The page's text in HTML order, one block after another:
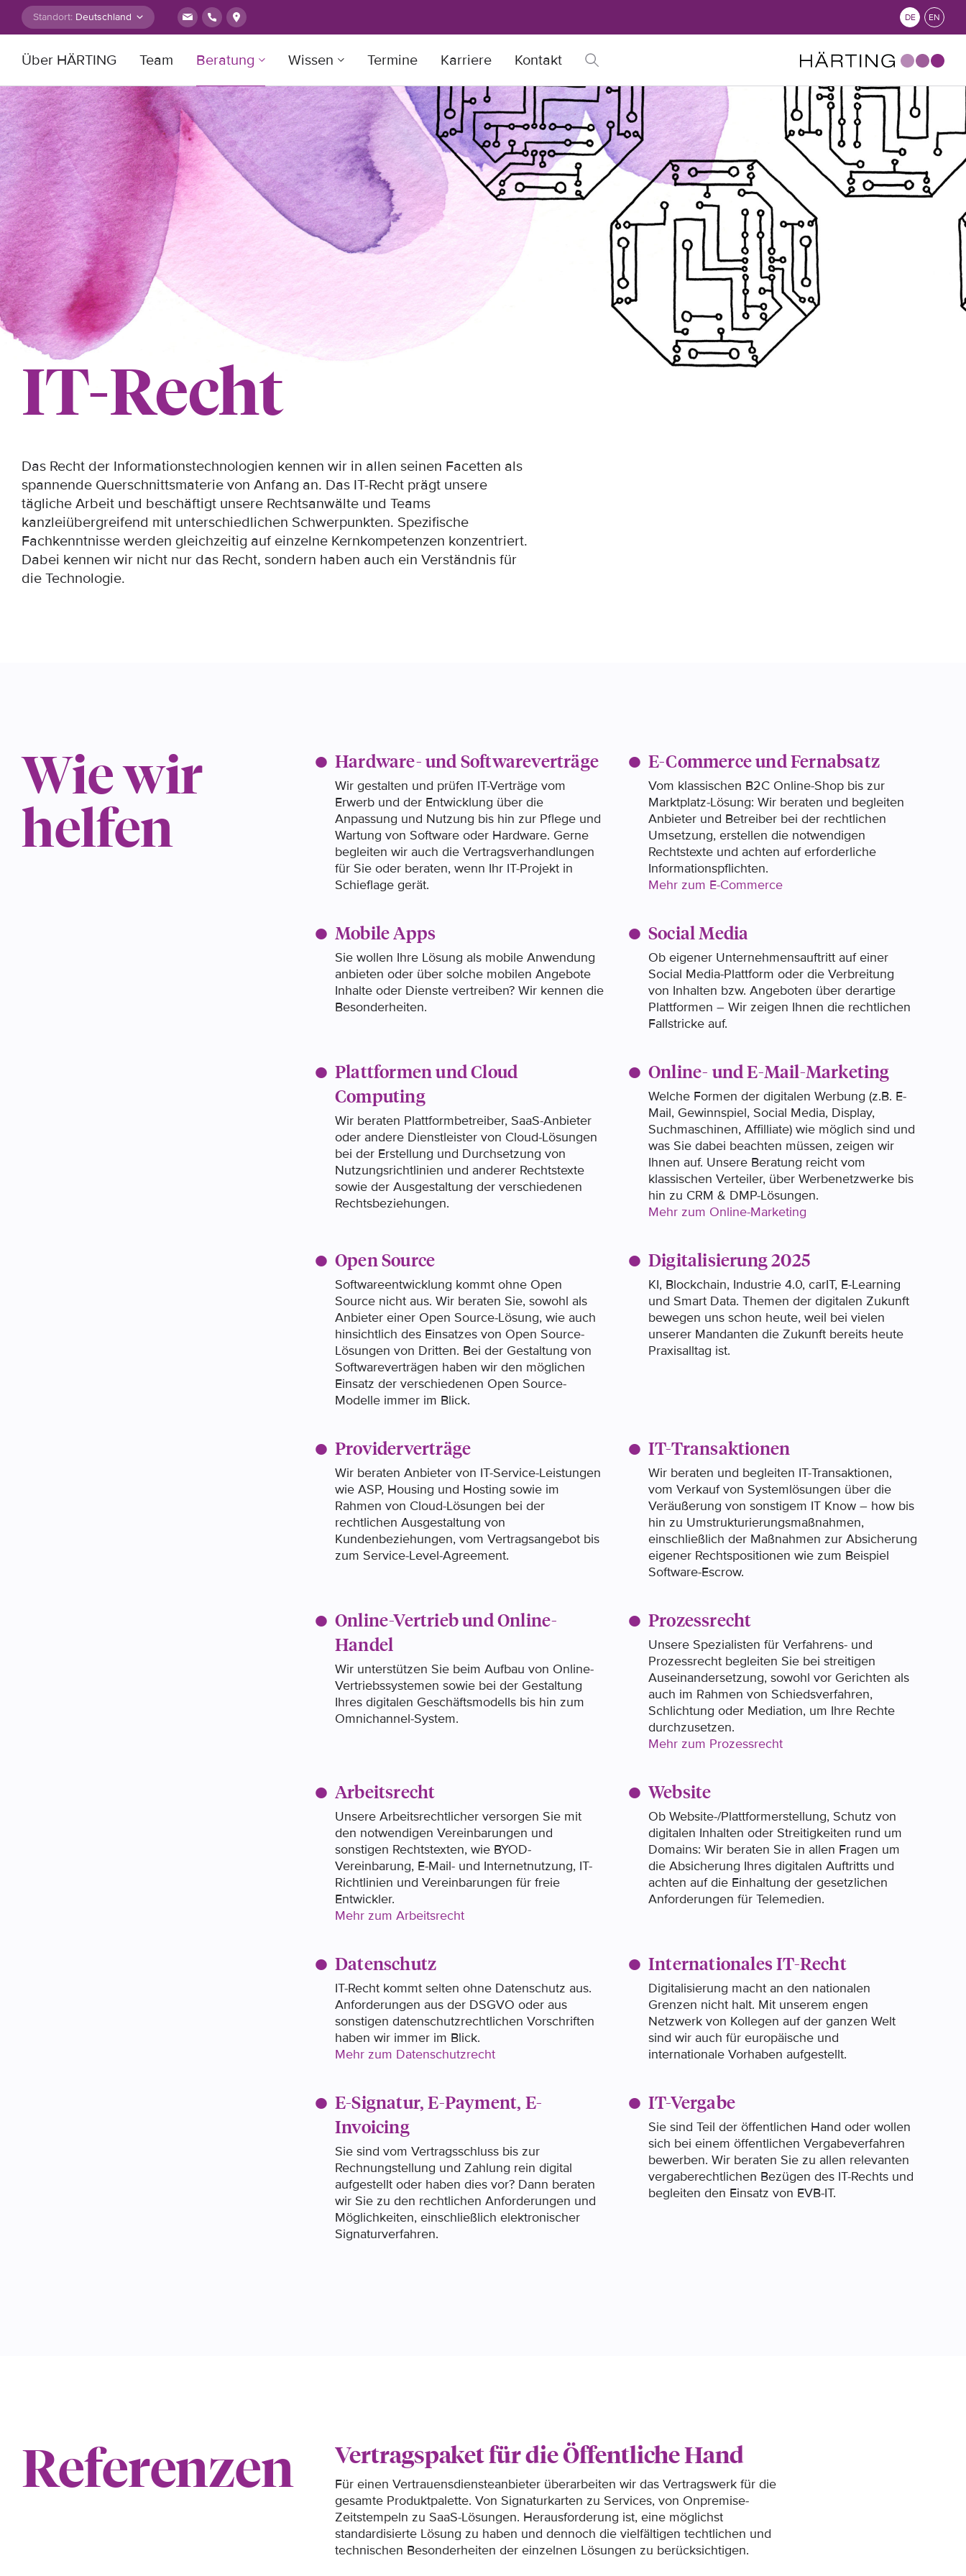
Zum Inhalt springen
Standort: DE EN
Über HÄRTING Team Beratung Wissen Termine Karriere Kontakt
Suche nach:
IT-Recht
Das Recht der Informationstechnologien kennen wir in allen seinen Facetten als
spannende Querschnittsmaterie von Anfang an. Das IT-Recht prägt unsere
tägliche Arbeit und beschäftigt unsere Rechtsanwälte und Teams
kanzleiübergreifend mit unterschiedlichen Schwerpunkten. Spezifische
Fachkenntnisse werden gleichzeitig auf einzelne Kernkompetenzen konzentriert.
Dabei kennen wir nicht nur das Recht, sondern haben auch ein Verständnis für
die Technologie.
Wie wir
helfen
Hardware- und Softwareverträge
Wir gestalten und prüfen IT-Verträge vom
Erwerb und der Entwicklung über die
Anpassung und Nutzung bis hin zur Pflege und
Wartung von Software oder Hardware. Gerne
begleiten wir auch die Vertragsverhandlungen
für Sie oder beraten, wenn Ihr IT-Projekt in
Schieflage gerät.
E-Commerce und Fernabsatz
Vom klassischen B2C Online-Shop bis zur
Marktplatz-Lösung: Wir beraten und begleiten
Anbieter und Betreiber bei der rechtlichen
Umsetzung, erstellen die notwendigen
Rechtstexte und achten auf erforderliche
Informationspflichten.
Mehr zum E-Commerce
Mobile Apps
Sie wollen Ihre Lösung als mobile Anwendung
anbieten oder über solche mobilen Angebote
Inhalte oder Dienste vertreiben? Wir kennen die
Besonderheiten.
Social Media
Ob eigener Unternehmensauftritt auf einer
Social Media-Plattform oder die Verbreitung
von Inhalten bzw. Angeboten über derartige
Plattformen – Wir zeigen Ihnen die rechtlichen
Fallstricke auf.
Plattformen und Cloud
Computing
Wir beraten Plattformbetreiber, SaaS-Anbieter
oder andere Dienstleister von Cloud-Lösungen
bei der Erstellung und Durchsetzung von
Nutzungsrichtlinien und anderer Rechtstexte
sowie der Ausgestaltung der verschiedenen
Rechtsbeziehungen.
Online- und E-Mail-Marketing
Welche Formen der digitalen Werbung (z.B. E-
Mail, Gewinnspiel, Social Media, Display,
Suchmaschinen, Affilliate) wie möglich sind und
was Sie dabei beachten müssen, zeigen wir
Ihnen auf. Unsere Beratung reicht vom
klassischen Verteiler, über Werbenetzwerke bis
hin zu CRM & DMP-Lösungen.
Mehr zum Online-Marketing
Open Source
Softwareentwicklung kommt ohne Open
Source nicht aus. Wir beraten Sie, sowohl als
Anbieter einer Open Source-Lösung, wie auch
hinsichtlich des Einsatzes von Open Source-
Lösungen von Dritten. Bei der Gestaltung von
Softwareverträgen haben wir den möglichen
Einsatz der verschiedenen Open Source-
Modelle immer im Blick.
Digitalisierung 2025
KI, Blockchain, Industrie 4.0, carIT, E-Learning
und Smart Data. Themen der digitalen Zukunft
bewegen uns schon heute, weil bei vielen
unserer Mandanten die Zukunft bereits heute
Praxisalltag ist.
Providerverträge
Wir beraten Anbieter von IT-Service-Leistungen
wie ASP, Housing und Hosting sowie im
Rahmen von Cloud-Lösungen bei der
rechtlichen Ausgestaltung von
Kundenbeziehungen, vom Vertragsangebot bis
zum Service-Level-Agreement.
IT-Transaktionen
Wir beraten und begleiten IT-Transaktionen,
vom Verkauf von Systemlösungen über die
Veräußerung von sonstigem IT Know – how bis
hin zu Umstrukturierungsmaßnahmen,
einschließlich der Maßnahmen zur Absicherung
eigener Rechtspositionen wie zum Beispiel
Software-Escrow.
Online-Vertrieb und Online-
Handel
Wir unterstützen Sie beim Aufbau von Online-
Vertriebssystemen sowie bei der Gestaltung
Ihres digitalen Geschäftsmodells bis hin zum
Omnichannel-System.
Prozessrecht
Unsere Spezialisten für Verfahrens- und
Prozessrecht begleiten Sie bei streitigen
Auseinandersetzung, sowohl vor Gerichten als
auch im Rahmen von Schiedsverfahren,
Schlichtung oder Mediation, um Ihre Rechte
durchzusetzen.
Mehr zum Prozessrecht
Arbeitsrecht
Unsere Arbeitsrechtlicher versorgen Sie mit
den notwendigen Vereinbarungen und
sonstigen Rechtstexten, wie BYOD-
Vereinbarung, E-Mail- und Internetnutzung, IT-
Richtlinien und Vereinbarungen für freie
Entwickler.
Mehr zum Arbeitsrecht
Website
Ob Website-/Plattformerstellung, Schutz von
digitalen Inhalten oder Streitigkeiten rund um
Domains: Wir beraten Sie in allen Fragen um
die Absicherung Ihres digitalen Auftritts und
achten auf die Einhaltung der gesetzlichen
Anforderungen für Telemedien.
Datenschutz
IT-Recht kommt selten ohne Datenschutz aus.
Anforderungen aus der DSGVO oder aus
sonstigen datenschutzrechtlichen Vorschriften
haben wir immer im Blick.
Mehr zum Datenschutzrecht
Internationales IT-Recht
Digitalisierung macht an den nationalen
Grenzen nicht halt. Mit unserem engen
Netzwerk von Kollegen auf der ganzen Welt
sind wir auch für europäische und
internationale Vorhaben aufgestellt.
E-Signatur, E-Payment, E-
Invoicing
Sie sind vom Vertragsschluss bis zur
Rechnungstellung und Zahlung rein digital
aufgestellt oder haben dies vor? Dann beraten
wir Sie zu den rechtlichen Anforderungen und
Möglichkeiten, einschließlich elektronischer
Signaturverfahren.
IT-Vergabe
Sie sind Teil der öffentlichen Hand oder wollen
sich bei einem öffentlichen Vergabeverfahren
bewerben. Wir beraten Sie zu allen relevanten
vergaberechtlichen Bezügen des IT-Rechts und
begleiten den Einsatz von EVB-IT.
Referenzen Vertragspaket für die Öffentliche Hand
Für einen Vertrauensdiensteanbieter überarbeiten wir das Vertragswerk für die
gesamte Produktpalette. Von Signaturkarten zu Services, von Onpremise-
Zeitstempeln zu SaaS-Lösungen. Herausforderung ist, eine möglichst
standardisierte Lösung zu haben und dennoch die vielfältigen techtlichen und
technischen Besonderheiten der einzelnen Lösungen zu berücksichtigen.